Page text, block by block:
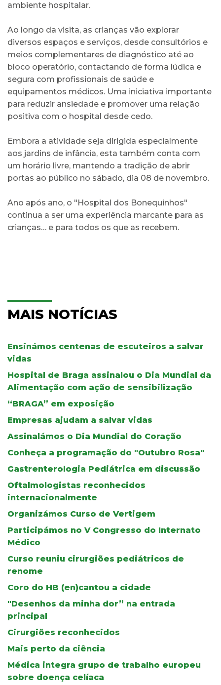
ambiente hospitalar.
Ao longo da visita, as crianças vão explorar
diversos espaços e serviços, desde consultórios e
meios complementares de diagnóstico até ao
bloco operatório, contactando de forma lúdica e
segura com profissionais de saúde e
equipamentos médicos. Uma iniciativa importante
para reduzir ansiedade e promover uma relação
positiva com o hospital desde cedo.
Embora a atividade seja dirigida especialmente
aos jardins de infância, esta também conta com
um horário livre, mantendo a tradição de abrir
portas ao público no sábado, dia 08 de novembro.
Ano após ano, o "Hospital dos Bonequinhos"
continua a ser uma experiência marcante para as
crianças… e para todos os que as recebem.
MAIS NOTÍCIAS
Ensinámos centenas de escuteiros a salvar
vidas
Hospital de Braga assinalou o Dia Mundial da
Alimentação com ação de sensibilização
“BRAGA” em exposição
Empresas ajudam a salvar vidas
Assinalámos o Dia Mundial do Coração
Conheça a programação do "Outubro Rosa"
Gastrenterologia Pediátrica em discussão
Oftalmologistas reconhecidos
internacionalmente
Organizámos Curso de Vertigem
Participámos no V Congresso do Internato
Médico
Curso reuniu cirurgiões pediátricos de
renome
Coro do HB (en)cantou a cidade
"Desenhos da minha dor” na entrada
principal
Cirurgiões reconhecidos
Mais perto da ciência
Médica integra grupo de trabalho europeu
sobre doença celíaca